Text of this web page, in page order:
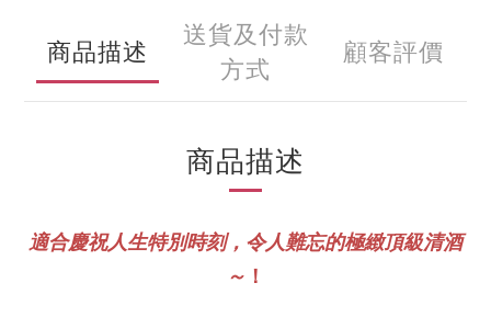
商品描述
送貨及付款
方式
顧客評價
商品描述
適合慶祝人生特別時刻，令人難忘的極緻頂級清酒
～ ！